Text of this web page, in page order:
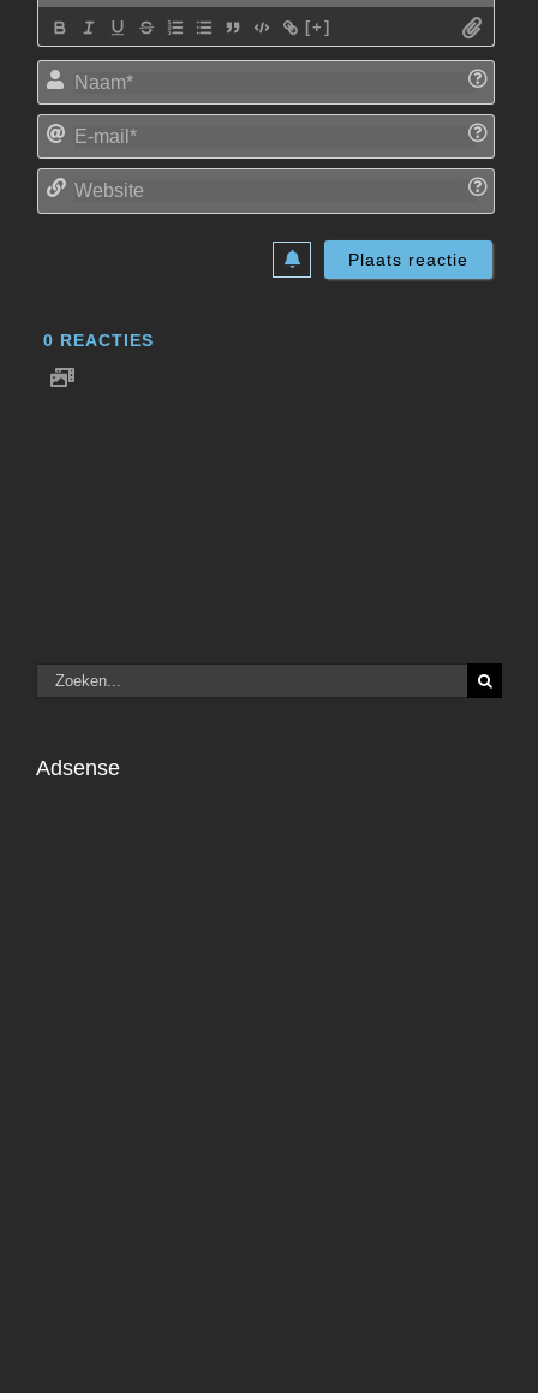
[+]
E-
0 REACTIES
Zoeken
naar:
Adsense